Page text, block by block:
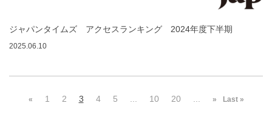
ジャパンタイムズ アクセスランキング 2024年度下半期
2025.06.10
« 1 2 3 4 5 10 20 » Last »